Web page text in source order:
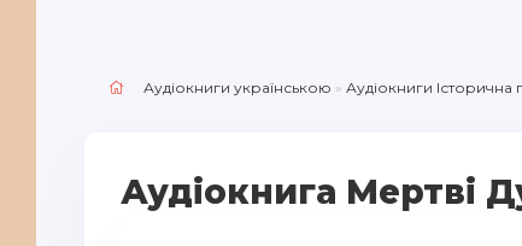
Аудіокниги українською » Аудіокниги Історична
Аудіокнига Мертві